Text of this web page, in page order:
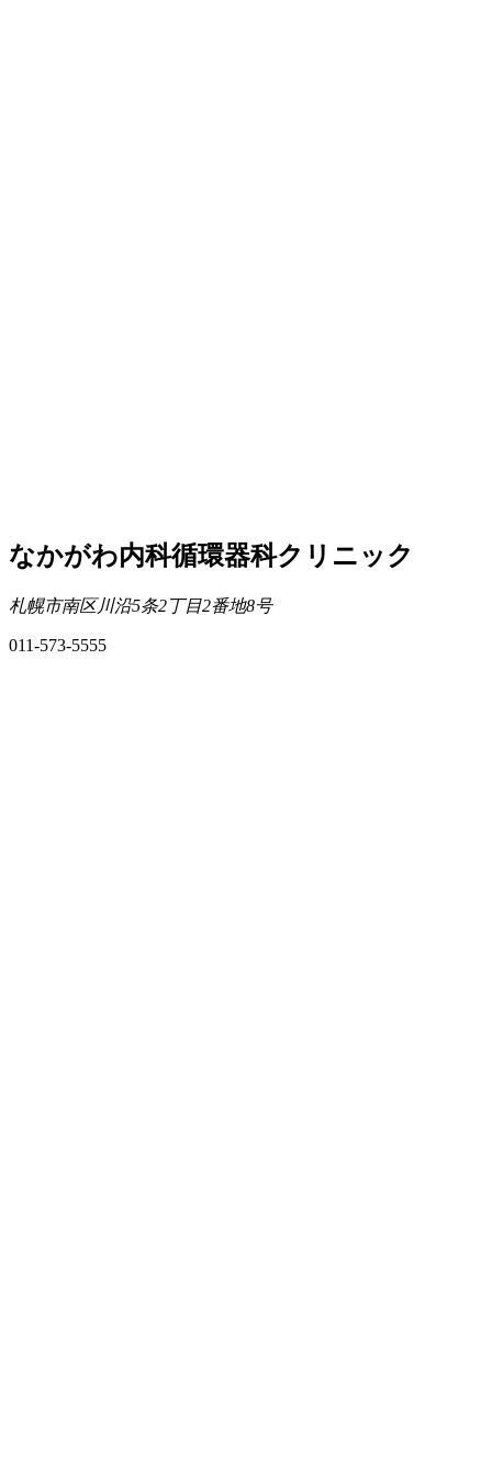
なかがわ内科循環器科クリニック
札幌市南区川沿5条2丁目2番地8号
011-573-5555